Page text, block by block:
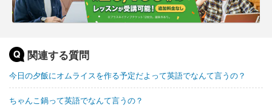
関連する質問
今日の夕飯にオムライスを作る予定だよって英語でなんて言うの？
ちゃんこ鍋って英語でなんて言うの？